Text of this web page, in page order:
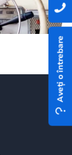
Aveți o întrebare